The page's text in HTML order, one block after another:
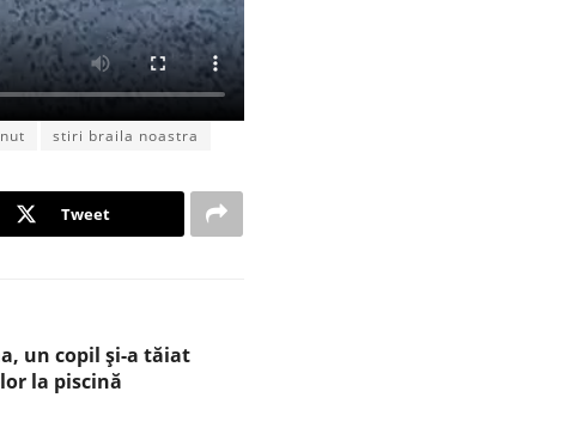
stiri braila noastra
Tweet
un copil și-a tăiat
la piscină